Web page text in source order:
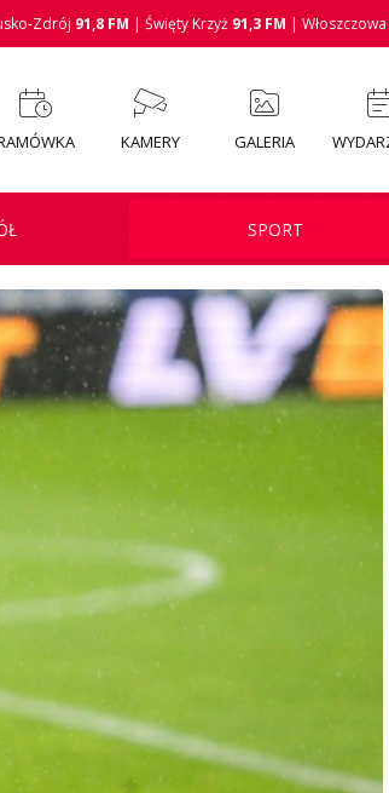
Zdrój 91,8 FM | Święty Krzyż 91,3 FM | Włoszczowa
KAMERY GALERIA
SPORT